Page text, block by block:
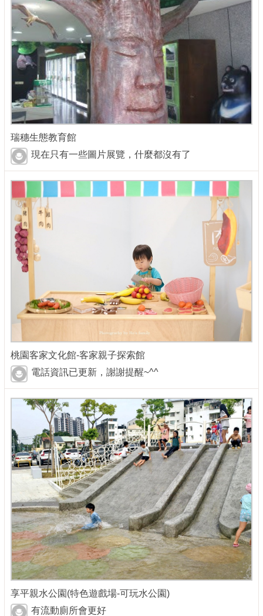
瑞穗生態教育館
現在只有一些圖片展覽，什麼都沒有了
桃園客家文化館-客家親子探索館
電話資訊已更新，謝謝提醒~^^
享平親水公園(特色遊戲場-可玩水公園)
有流動廁所會更好